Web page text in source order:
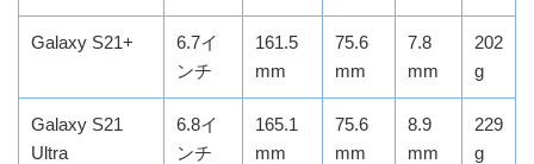
Galaxy S21+
6.7イ
ンチ
161.5
mm
75.6
mm
7.8
mm
202
g
Galaxy S21
Ultra
6.8イ
ンチ
165.1
mm
75.6
mm
8.9
mm
229
g